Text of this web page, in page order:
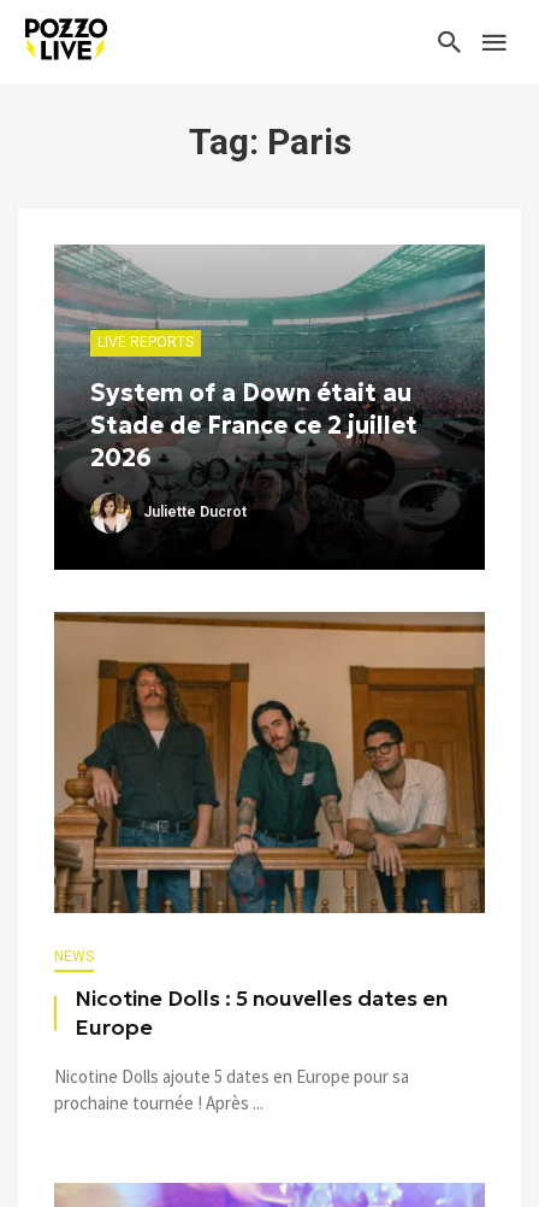
Tag: Paris
LIVE REPORTS
System of a Down était au
Stade de France ce 2 juillet
2026
Juliette Ducrot
NEWS
Nicotine Dolls : 5 nouvelles dates en
Europe
Nicotine Dolls ajoute 5 dates en Europe pour sa
prochaine tournée ! Après ...